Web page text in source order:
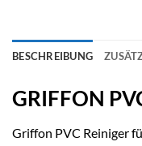
BESCHREIBUNG
GRIFFON
Griffon PVC Reiniger